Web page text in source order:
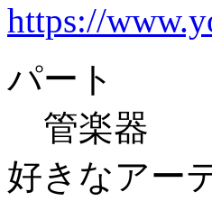
https://
パート
管楽器
好きなアー